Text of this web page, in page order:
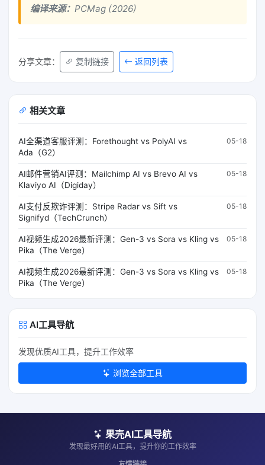
编译来源： PCMag (2026)
分享文章： 复制链接 返回列表
相关文章
AI全渠道客服评测：Forethought vs PolyAI vs
Ada（G2）
05-18
AI邮件营销AI评测：Mailchimp AI vs Brevo AI vs
Klaviyo AI（Digiday）
05-18
AI支付反欺诈评测：Stripe Radar vs Sift vs
Signifyd（TechCrunch）
05-18
AI视频生成2026最新评测：Gen-3 vs Sora vs Kling vs
Pika（The Verge）
05-18
AI视频生成2026最新评测：Gen-3 vs Sora vs Kling vs
Pika（The Verge）
05-18
AI工具导航
发现优质AI工具，提升工作效率
浏览全部工具
果壳AI工具导航
发现最好用的AI工具，提升你的工作效率